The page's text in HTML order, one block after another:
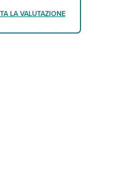
LA VALUTAZIONE